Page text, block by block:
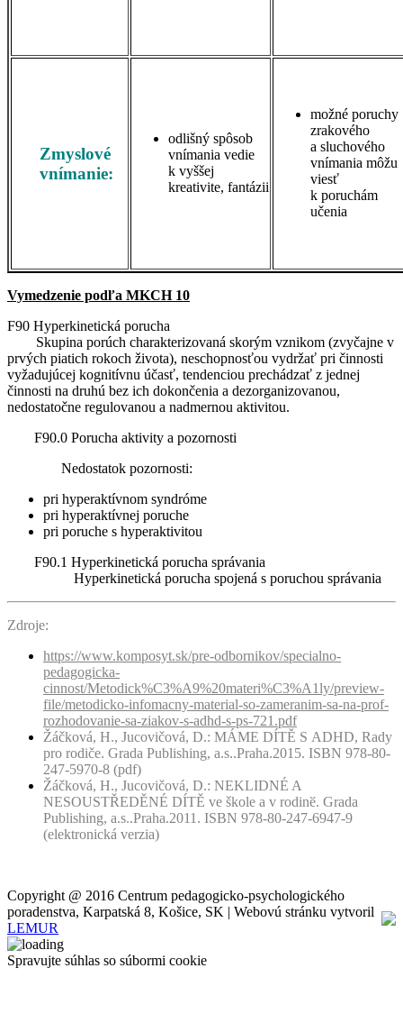
Zmyslové
vnímanie:
odlišný spôsob
vnímania vedie
k vyššej
kreativite, fantázii
možné poruchy
zrakového
a sluchového
vnímania môžu
viesť
k poruchám
učenia
Vymedzenie podľa MKCH 10
F90 Hyperkinetická porucha
Skupina porúch charakterizovaná skorým vznikom (zvyčajne v
prvých piatich rokoch života), neschopnosťou vydržať pri činnosti
vyžadujúcej kognitívnu účasť, tendenciou prechádzať z jednej
činnosti na druhú bez ich dokončenia a dezorganizovanou,
nedostatočne regulovanou a nadmernou aktivitou.
F90.0 Porucha aktivity a pozornosti
Nedostatok pozornosti:
pri hyperaktívnom syndróme
pri hyperaktívnej poruche
pri poruche s hyperaktivitou
F90.1 Hyperkinetická porucha správania
Hyperkinetická porucha spojená s poruchou správania
Zdroje:
https://www.komposyt.sk/pre-odbornikov/specialno-
pedagogicka-
cinnost/Metodick%C3%A9%20materi%C3%A1ly/preview-
file/metodicko-infomacny-material-so-zameranim-sa-na-prof-
rozhodovanie-sa-ziakov-s-adhd-s-ps-721.pdf
Žáčková, H., Jucovičová, D.: MÁME DÍTĚ S ADHD, Rady
pro rodiče. Grada Publishing, a.s..Praha.2015. ISBN 978-80-
247-5970-8 (pdf)
Žáčková, H., Jucovičová, D.: NEKLIDNÉ A
NESOUSTŘEDĚNÉ DÍTĚ ve škole a v rodinӗ. Grada
Publishing, a.s..Praha.2011. ISBN 978-80-247-6947-9
(elektronická verzia)
Copyright @ 2016 Centrum pedagogicko-psychologického
poradenstva, Karpatská 8, Košice, SK | Webovú stránku vytvoril
LEMUR
Spravujte súhlas so súbormi cookie